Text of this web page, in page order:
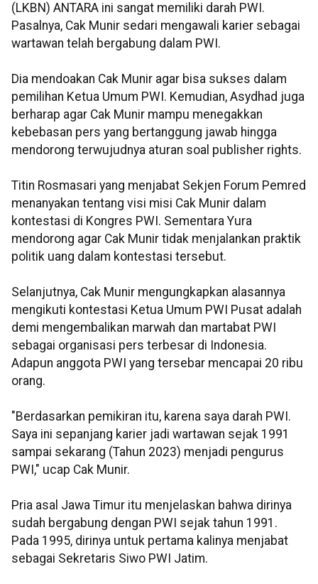
(LKBN) ANTARA ini sangat memiliki darah PWI.
Pasalnya, Cak Munir sedari mengawali karier sebagai
wartawan telah bergabung dalam PWI.
Dia mendoakan Cak Munir agar bisa sukses dalam
pemilihan Ketua Umum PWI. Kemudian, Asydhad juga
berharap agar Cak Munir mampu menegakkan
kebebasan pers yang bertanggung jawab hingga
mendorong terwujudnya aturan soal publisher rights.
Titin Rosmasari yang menjabat Sekjen Forum Pemred
menanyakan tentang visi misi Cak Munir dalam
kontestasi di Kongres PWI. Sementara Yura
mendorong agar Cak Munir tidak menjalankan praktik
politik uang dalam kontestasi tersebut.
Selanjutnya, Cak Munir mengungkapkan alasannya
mengikuti kontestasi Ketua Umum PWI Pusat adalah
demi mengembalikan marwah dan martabat PWI
sebagai organisasi pers terbesar di Indonesia.
Adapun anggota PWI yang tersebar mencapai 20 ribu
orang.
"Berdasarkan pemikiran itu, karena saya darah PWI.
Saya ini sepanjang karier jadi wartawan sejak 1991
sampai sekarang (Tahun 2023) menjadi pengurus
PWI," ucap Cak Munir.
Pria asal Jawa Timur itu menjelaskan bahwa dirinya
sudah bergabung dengan PWI sejak tahun 1991.
Pada 1995, dirinya untuk pertama kalinya menjabat
sebagai Sekretaris Siwo PWI Jatim.